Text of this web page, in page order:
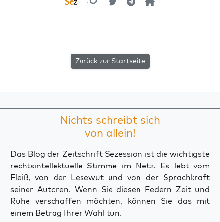
Zurück zur Startseite
Nichts schreibt sich
von allein!
Das Blog der Zeitschrift Sezession ist die wichtigste
rechtsintellektuelle Stimme im Netz. Es lebt vom
Fleiß, von der Lesewut und von der Sprachkraft
seiner Autoren. Wenn Sie diesen Federn Zeit und
Ruhe verschaffen möchten, können Sie das mit
einem Betrag Ihrer Wahl tun.